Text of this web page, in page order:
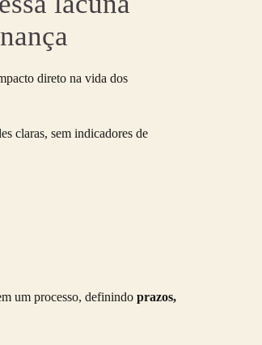
direto na vida dos
claras, sem indicadores de
um processo, definindo prazos,